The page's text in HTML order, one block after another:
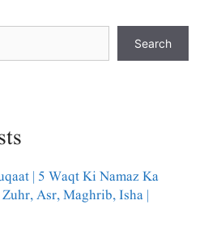
Search
| 5 Waqt Ki Namaz Ka
Asr, Maghrib, Isha |